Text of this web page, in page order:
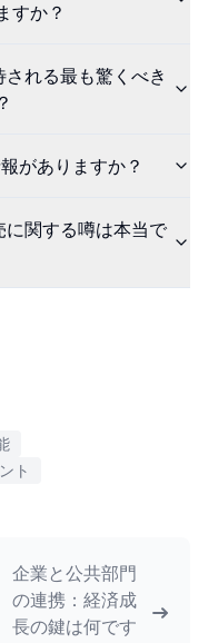
すか？
れる最も驚くべき
がありますか？
関する噂は本当で
ト
企業と公共部門
の連携：経済成
長の鍵は何です